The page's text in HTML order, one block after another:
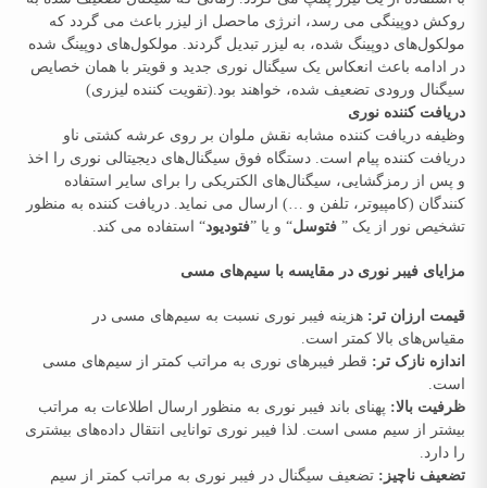
روکش دوپینگی می رسد، انرژی ماحصل از لیزر باعث می گردد که
مولکول‌های دوپینگ شده، به لیزر تبدیل گردند. مولکول‌های دوپینگ شده
در ادامه باعث انعکاس یک سیگنال نوری جدید و قویتر با همان خصایص
سیگنال ورودی تضعیف شده، خواهند بود.(تقویت کننده لیزری)
دریافت کننده نوری
وظیفه دریافت کننده مشابه نقش ملوان بر روی عرشه کشتی ناو
دریافت کننده پیام است. دستگاه فوق سیگنال‌های دیجیتالی نوری را اخذ
و پس از رمزگشایی، سیگنال‌های الکتریکی را برای سایر استفاده
کنندگان (کامپیوتر، تلفن و …) ارسال می نماید. دریافت کننده به منظور
تشخیص نور از یک ” فتوسل“ و یا ”فتودیود“ استفاده می کند.
مزایای فیبر نوری در مقایسه با سیم‌های مسی
قیمت ارزان تر: هزینه فیبر نوری نسبت به سیم‌های مسی در
مقیاس‌های بالا کمتر است.
اندازه نازک‌ تر: قطر فیبرهای نوری به مراتب کمتر از سیم‌های مسی
است.
ظرفیت بالا: پهنای باند فیبر نوری به منظور ارسال اطلاعات به مراتب
بیشتر از سیم مسی است. لذا فیبر نوری توانایی انتقال داده‌های بیشتری
را دارد.
تضعیف ناچیز: تضعیف سیگنال در فیبر نوری به مراتب کمتر از سیم